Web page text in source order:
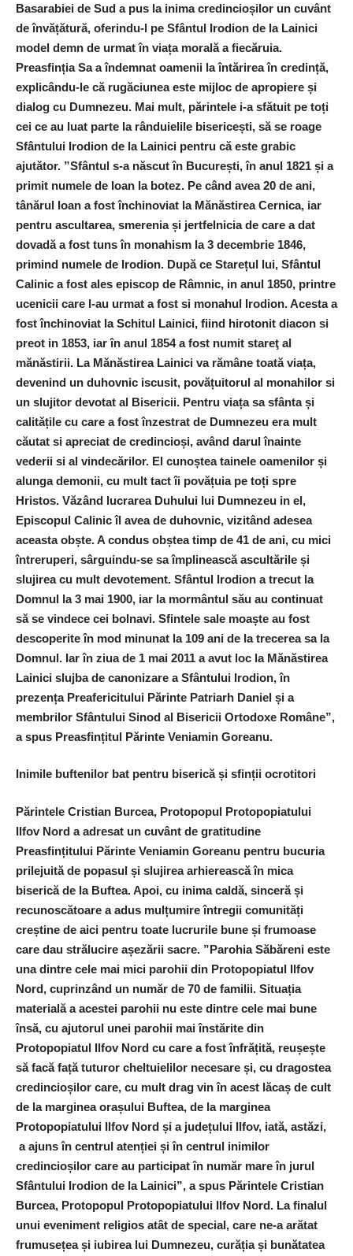
Basarabiei de Sud a pus la inima credincioșilor un cuvânt
de învățătură, oferindu-l pe Sfântul Irodion de la Lainici
model demn de urmat în viața morală a fiecăruia.
Preasfinția Sa a îndemnat oamenii la întărirea în credință,
explicându-le că rugăciunea este mijloc de apropiere și
dialog cu Dumnezeu. Mai mult, părintele i-a sfătuit pe toți
cei ce au luat parte la rânduielile bisericești, să se roage
Sfântului Irodion de la Lainici pentru că este grabic
ajutător. ”Sfântul s-a născut în București, în anul 1821 și a
primit numele de Ioan la botez. Pe când avea 20 de ani,
tânărul Ioan a fost închinoviat la Mănăstirea Cernica, iar
pentru ascultarea, smerenia și jertfelnicia de care a dat
dovadă a fost tuns în monahism la 3 decembrie 1846,
primind numele de Irodion. După ce Starețul lui, Sfântul
Calinic a fost ales episcop de Râmnic, in anul 1850, printre
ucenicii care l-au urmat a fost si monahul Irodion. Acesta a
fost închinoviat la Schitul Lainici, fiind hirotonit diacon si
preot in 1853, iar în anul 1854 a fost numit stareţ al
mănăstirii. La Mănăstirea Lainici va rămâne toată viața,
devenind un duhovnic iscusit, povățuitorul al monahilor si
un slujitor devotat al Bisericii. Pentru viața sa sfânta și
calitățile cu care a fost înzestrat de Dumnezeu era mult
căutat si apreciat de credincioși, având darul înainte
vederii si al vindecărilor. El cunoștea tainele oamenilor și
alunga demonii, cu mult tact îi povățuia pe toți spre
Hristos. Văzând lucrarea Duhului lui Dumnezeu in el,
Episcopul Calinic îl avea de duhovnic, vizitând adesea
aceasta obște. A condus obștea timp de 41 de ani, cu mici
întreruperi, sârguindu-se sa împlinească ascultările și
slujirea cu mult devotement. Sfântul Irodion a trecut la
Domnul la 3 mai 1900, iar la mormântul său au continuat
să se vindece cei bolnavi. Sfintele sale moaște au fost
descoperite în mod minunat la 109 ani de la trecerea sa la
Domnul. Iar în ziua de 1 mai 2011 a avut loc la Mănăstirea
Lainici slujba de canonizare a Sfântului Irodion, în
prezența Preafericitului Părinte Patriarh Daniel și a
membrilor Sfântului Sinod al Bisericii Ortodoxe Române”,
a spus Preasfințitul Părinte Veniamin Goreanu.
Inimile buftenilor bat pentru biserică și sfinții ocrotitori
Părintele Cristian Burcea, Protopopul Protopopiatului
Ilfov Nord a adresat un cuvânt de gratitudine
Preasfințitului Părinte Veniamin Goreanu pentru bucuria
prilejuită de popasul și slujirea arhierească în mica
biserică de la Buftea. Apoi, cu inima caldă, sinceră și
recunoscătoare a adus mulțumire întregii comunități
creștine de aici pentru toate lucrurile bune și frumoase
care dau strălucire așezării sacre. ”Parohia Săbăreni este
una dintre cele mai mici parohii din Protopopiatul Ilfov
Nord, cuprinzând un număr de 70 de familii. Situația
materială a acestei parohii nu este dintre cele mai bune
însă, cu ajutorul unei parohii mai înstărite din
Protopopiatul Ilfov Nord cu care a fost înfrățită, reușește
să facă față tuturor cheltuielilor necesare și, cu dragostea
credincioșilor care, cu mult drag vin în acest lăcaș de cult
de la marginea orașului Buftea, de la marginea
Protopopiatului Ilfov Nord și a județului Ilfov, iată, astăzi,
a ajuns în centrul atenției și în centrul inimilor
credincioșilor care au participat în număr mare în jurul
Sfântului Irodion de la Lainici”, a spus Părintele Cristian
Burcea, Protopopul Protopopiatului Ilfov Nord. La finalul
unui eveniment religios atât de special, care ne-a arătat
frumusețea și iubirea lui Dumnezeu, curăția și bunătatea